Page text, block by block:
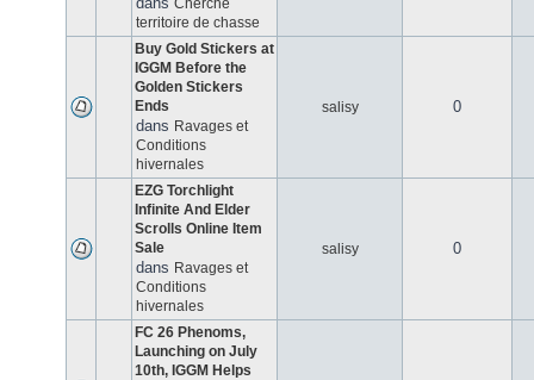
Cherche
territoire de chasse
Buy Gold Stickers at
IGGM Before the
Golden Stickers
Ends
dans Ravages et
Conditions
hivernales
salisy 0
EZG Torchlight
Infinite And Elder
Scrolls Online Item
Sale
dans Ravages et
Conditions
hivernales
salisy 0
FC 26 Phenoms,
Launching on July
10th, IGGM Helps